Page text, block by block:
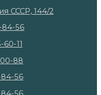
СССР, 144/2
84-56
11
00-88
56